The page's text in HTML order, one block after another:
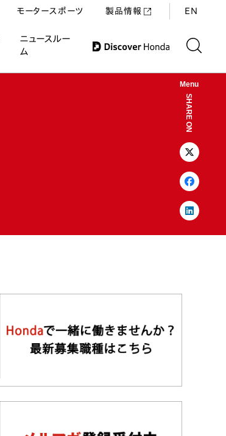
ニュースルー
ム
モータースポーツ 製品情報 EN
Menu
SHARE ON